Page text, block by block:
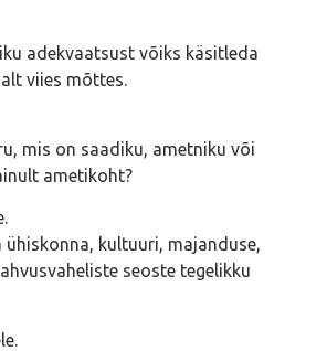
adekvaatsust võiks käsitleda
viies mõttes.
mis on saadiku, ametniku või
ametikoht?
ühiskonna, kultuuri, majanduse,
seoste tegelikku